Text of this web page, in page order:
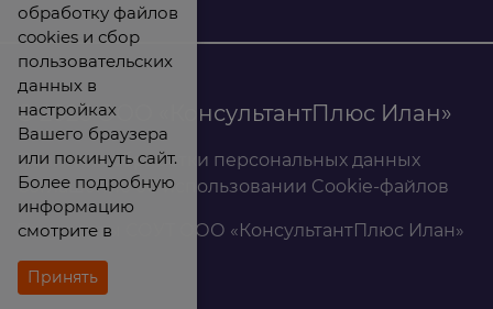
© 2026 ООО «КонсультантПлюс Илан»
Политика обработки персональных данных
Соглашение об использовании Cookie-файлов
Результаты СОУТ ООО «КонсультантПлюс Илан»
обработку файлов
cookies и сбор
пользовательских
данных в
настройках
Вашего браузера
или покинуть сайт.
Более подробную
информацию
смотрите в
Принять